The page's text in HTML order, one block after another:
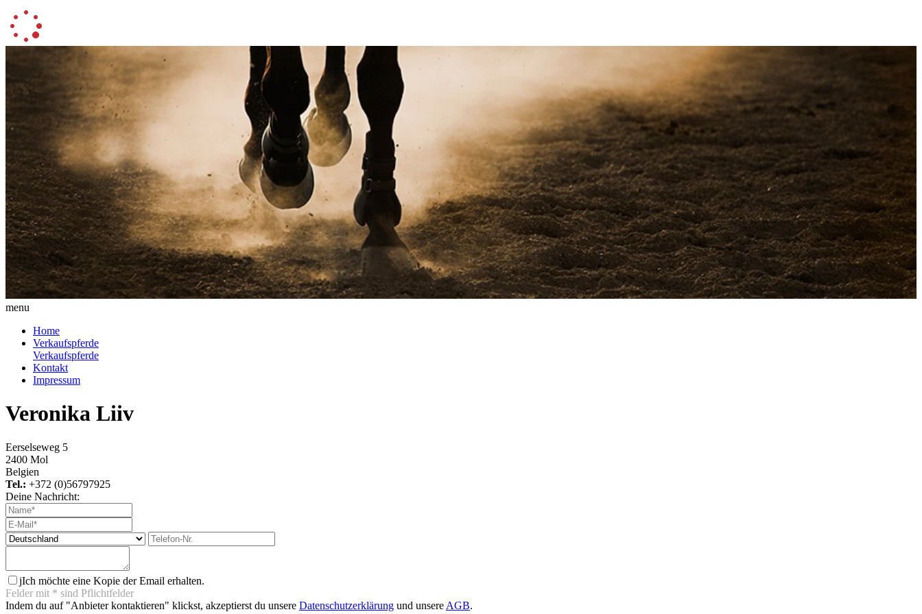
menu
Home
Verkaufspferde
Verkaufspferde
Kontakt
Impressum
Veronika Liiv
Eerselseweg 5
2400 Mol
Belgien
Tel.: +372 (0)56797925
Deine Nachricht:
jIch möchte eine Kopie der Email erhalten.
Felder mit * sind Pflichtfelder
Indem du auf "Anbieter kontaktieren" klickst, akzeptierst du unsere Datenschutzerklärung und unsere AGB.